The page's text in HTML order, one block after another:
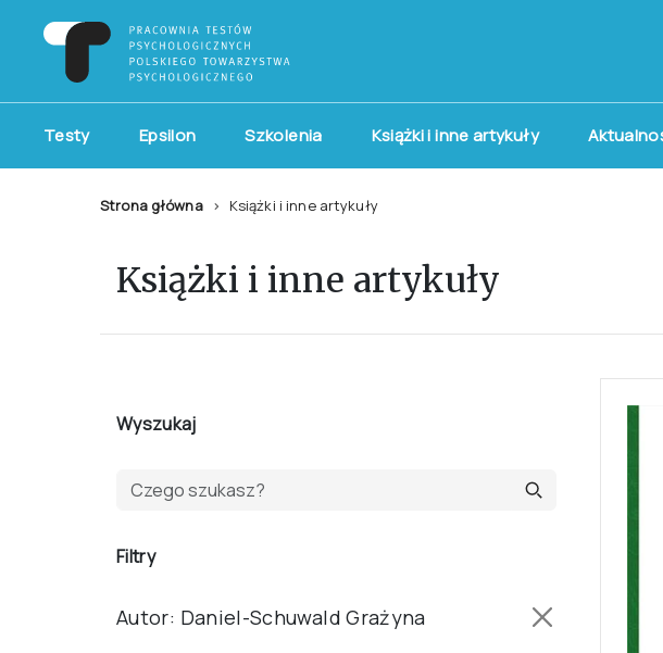
Testy Epsilon Szkolenia Książki i inne artykuły
Strona główna Książki i inne artykuły
Książki i inne artykuły
Wyszukaj
Filtry
Autor: Daniel-Schuwald Grażyna